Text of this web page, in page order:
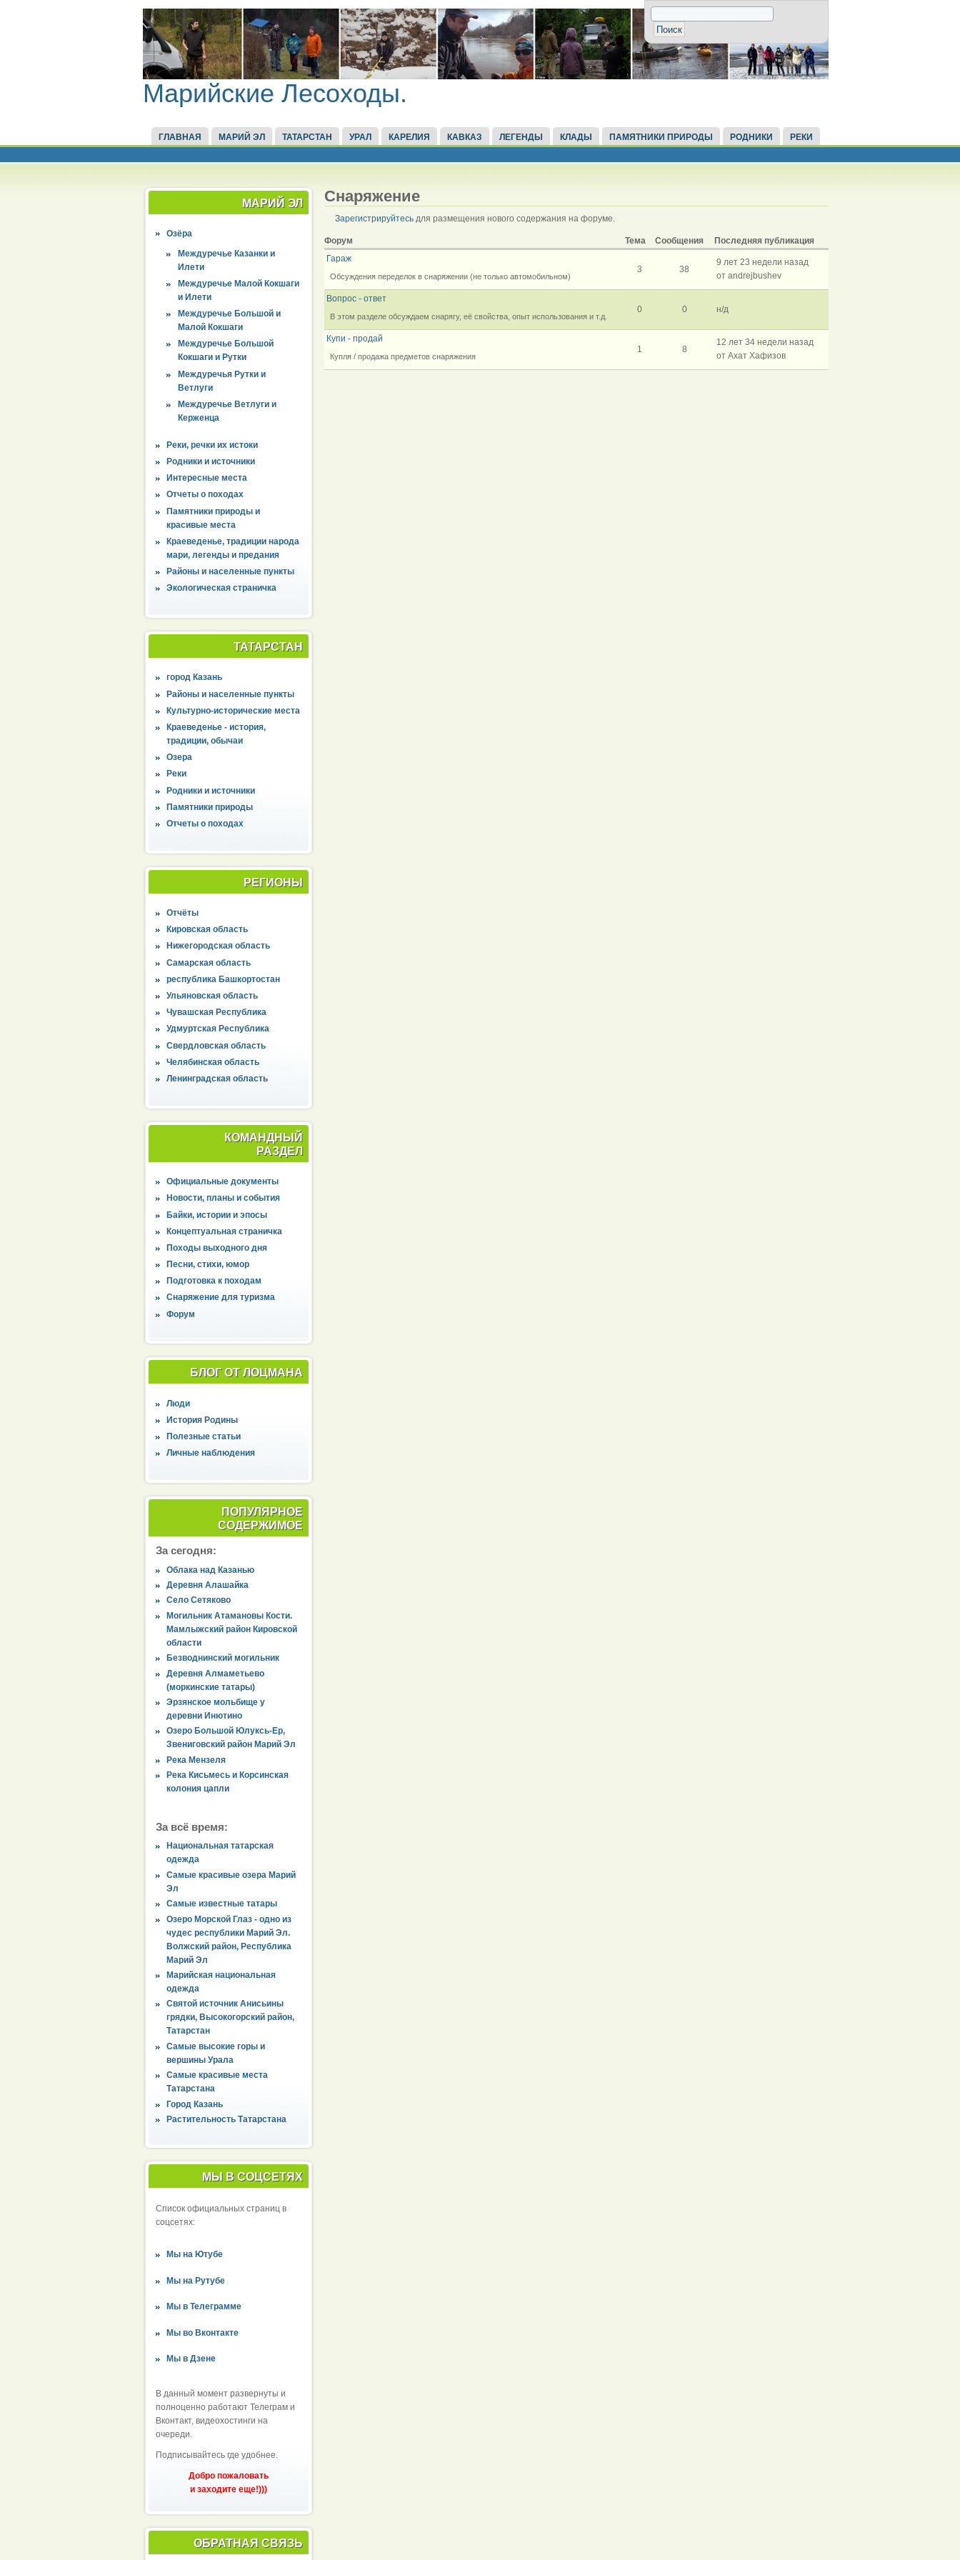
Марийские Лесоходы.
ГЛАВНАЯ МАРИЙ ЭЛ ТАТАРСТАН УРАЛ КАРЕЛИЯ КАВКАЗ ЛЕГЕНДЫ КЛАДЫ ПАМЯТНИКИ ПРИРОДЫ РОДНИКИ РЕКИ
МАРИЙ ЭЛ
Озёра
Междуречье Казанки и
Илети
Междуречье Малой Кокшаги
и Илети
Междуречье Большой и
Малой Кокшаги
Междуречье Большой
Кокшаги и Рутки
Междуречья Рутки и
Ветлуги
Междуречье Ветлуги и
Керженца
Реки, речки их истоки
Родники и источники
Интересные места
Отчеты о походах
Памятники природы и
красивые места
Краеведенье, традиции народа
мари, легенды и предания
Районы и населенные пункты
Экологическая страничка
ТАТАРСТАН
город Казань
Районы и населенные пункты
Культурно-исторические места
Краеведенье - история,
традиции, обычаи
Озера
Реки
Родники и источники
Памятники природы
Отчеты о походах
РЕГИОНЫ
Отчёты
Кировская область
Нижегородская область
Самарская область
республика Башкортостан
Ульяновская область
Чувашская Республика
Удмуртская Республика
Свердловская область
Челябинская область
Ленинградская область
КОМАНДНЫЙ
РАЗДЕЛ
Официальные документы
Новости, планы и события
Байки, истории и эпосы
Концептуальная страничка
Походы выходного дня
Песни, стихи, юмор
Подготовка к походам
Снаряжение для туризма
Форум
БЛОГ ОТ ЛОЦМАНА
Люди
История Родины
Полезные статьи
Личные наблюдения
ПОПУЛЯРНОЕ
СОДЕРЖИМОЕ
За сегодня:
Облака над Казанью
Деревня Алашайка
Село Сетяково
Могильник Атамановы Кости.
Мамлыжский район Кировской
области
Безводнинский могильник
Деревня Алмаметьево
(моркинские татары)
Эрзянское мольбище у
деревни Инютино
Озеро Большой Юлуксь-Ер,
Звениговский район Марий Эл
Река Мензеля
Река Кисьмесь и Корсинская
колония цапли
За всё время:
Национальная татарская
одежда
Самые красивые озера Марий
Эл
Самые известные татары
Озеро Морской Глаз - одно из
чудес республики Марий Эл.
Волжский район, Республика
Марий Эл
Марийская национальная
одежда
Святой источник Анисьины
грядки, Высокогорский район,
Татарстан
Самые высокие горы и
вершины Урала
Самые красивые места
Татарстана
Город Казань
Растительность Татарстана
МЫ В СОЦСЕТЯХ
Список официальных страниц в
соцсетях:
Мы на Ютубе
Мы на Рутубе
Мы в Телеграмме
Мы во Вконтакте
Мы в Дзене
В данный момент развернуты и
полноценно работают Телеграм и
Вконтакт, видеохостинги на
очереди.
Подписывайтесь где удобнее.
Добро пожаловать
и заходите еще!)))
ОБРАТНАЯ СВЯЗЬ
Снаряжение
Зарегистрируйтесь для размещения нового содержания на форуме.
Форум Тема Сообщения
Последняя публикация
Гараж
Обсуждения переделок в снаряжении (не только автомобильном)
3 38
9 лет 23 недели назад
от andrejbushev
Вопрос - ответ
В этом разделе обсуждаем снарягу, её свойства, опыт использования и т.д.
0 0 н/д
Купи - продай
Купля / продажа предметов снаряжения
1 8
12 лет 34 недели назад
от Ахат Хафизов